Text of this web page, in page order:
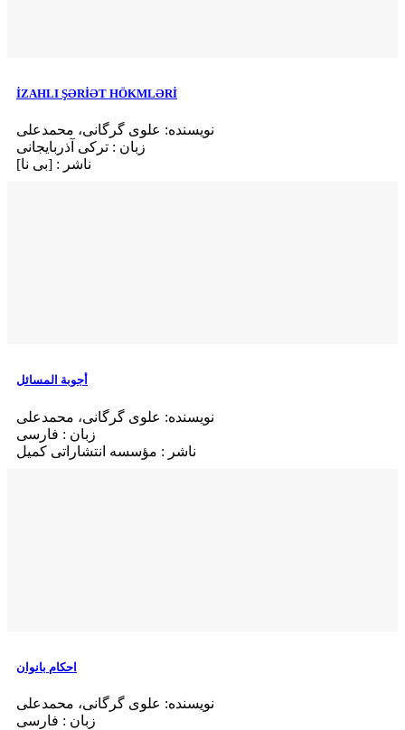
İZAHLI ŞƏRİƏT HÖKMLƏRİ
نویسنده: علوی گرگانی، محمدعلی
زبان : ترکی آذربایجانی
ناشر : [بی‌ نا]
أجوبة المسائل
نویسنده: علوی گرگانی، محمدعلی
زبان : فارسی
ناشر : مؤسسه انتشاراتی کمیل
احکام بانوان
نویسنده: علوی گرگانی، محمدعلی
زبان : فارسی